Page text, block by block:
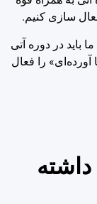
سازی کنیم.
باید در دوره آتی
آورده‌ای» را فعال